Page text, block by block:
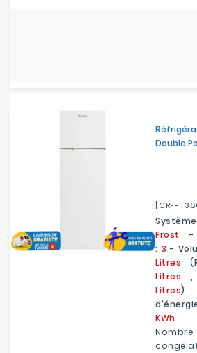
Double
[CRF-
Frost
-
: 3 -
Litres
Litres ,
Litres) -
KWh-